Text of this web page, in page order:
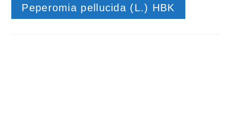
Peperomia pellucida (L.) HBK